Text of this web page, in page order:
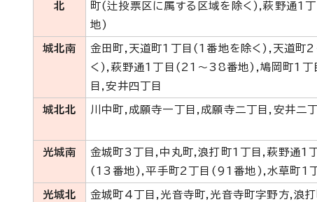
北
町(辻投票区に属する区域を除く),萩野通
地)
城北南
金田町,天道町1丁目(1番地を除く),天道町
く),萩野通1丁目(21～38番地),鳩岡町1丁
目,安井四丁目
城北北 川中町,成願寺一丁目,成願寺二丁目,安井二
光城南
金城町3丁目,中丸町,浪打町1丁目,萩野通
(13番地),平手町2丁目(91番地),水草町1
光城北
金城町4丁目,光音寺町,光音寺町字野方,浪